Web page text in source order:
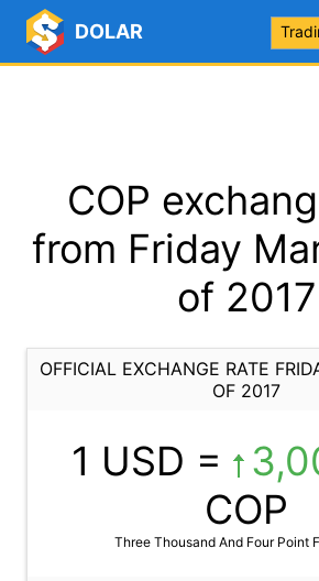
DOLAR
COP
from Friday
of 2017
OFFICIAL EXCHANGE RATE
OF 2017
1 USD =
COP
Three Thousand And Four Point